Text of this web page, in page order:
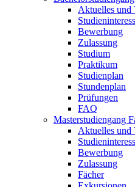
Aktuelles und
Bewerbung
Zulassung
Studium
Praktikum
Studienplan
Stundenplan
Prüfungen
FAQ
Masterstudiengang
Aktuelles und
Bewerbung
Zulassung
Fächer